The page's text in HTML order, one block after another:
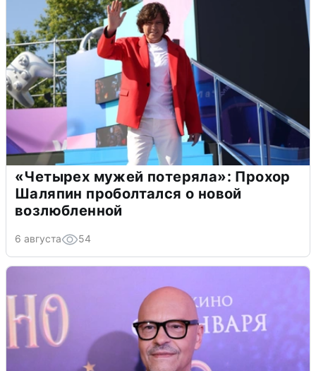
«Четырех мужей потеряла»: Прохор
Шаляпин проболтался о новой
возлюбленной
6 августа 54